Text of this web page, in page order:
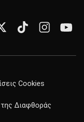
Cookies
της Διαφθοράς